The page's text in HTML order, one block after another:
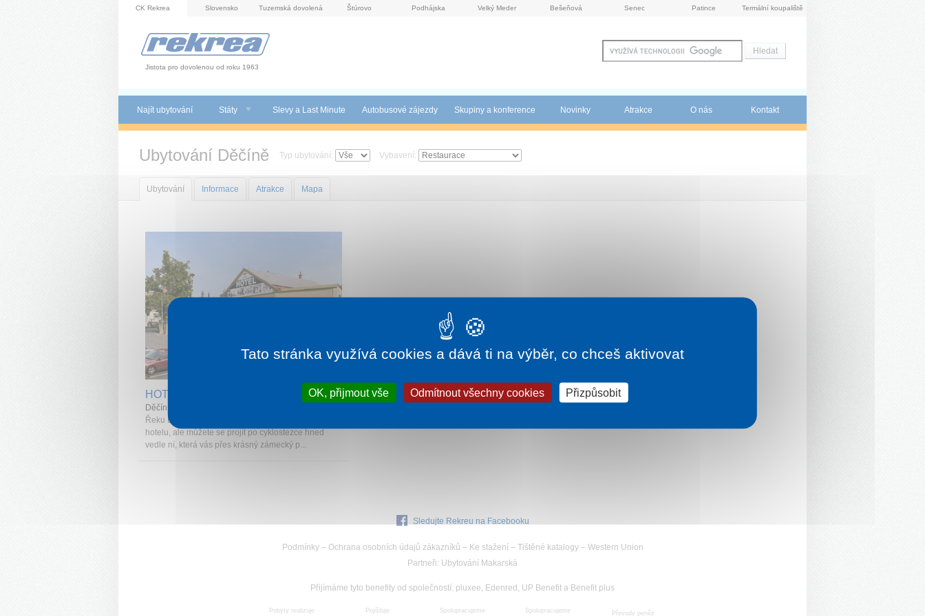
CK Rekrea Slovensko Tuzemská dovolená Štúrovo Podhájska Velký Meder Bešeňová Senec Patince Termální koupaliště
Jistota pro dovolenou od roku 1963
Najít ubytování Státy Slevy a Last Minute Autobusové zájezdy Skupiny a konference Novinky Atrakce O nás Kontakt
Ubytování Děčíně Typ ubytování: Vybavení:
Ubytování Informace Atrakce Mapa
HOTEL KOCANDA
Děčín
Řeku Labe si můžete užit nejen jako pohled z
hotelu, ale můžete se projít po cyklostezce hned
vedle ní, která vás přes krásný zámecký p...
Sledujte Rekreu na Facebooku
Podmínky– Ochrana osobních údajů zákazníků – Ke stažení – Tištěné katalogy– Western Union
Partneři: Ubytování Makarská
Přijímáme tyto benefity od společností: pluxee, Edenred, UP Benefit a Benefit plus
Pobyty realizuje Pojišťuje Spolupracujeme Spolupracujeme Převody peněz
Tato stránka využívá cookies a dává ti na výběr, co chceš aktivovat
OK, přijmout vše Odmítnout všechny cookies Přizpůsobit